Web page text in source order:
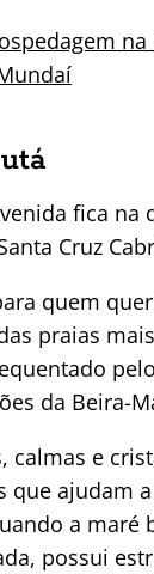
na
fica na
Cruz
quem
praias
da Beira-
calmas e
que ajudam
a maré
possui